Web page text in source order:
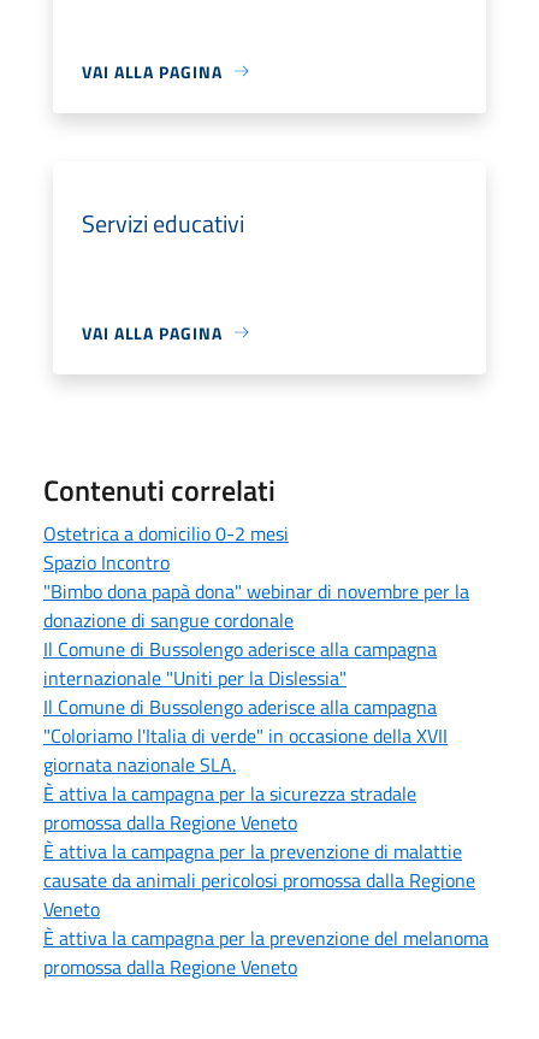
VAI ALLA PAGINA
Servizi educativi
VAI ALLA PAGINA
Contenuti correlati
Ostetrica a domicilio 0-2 mesi
Spazio Incontro
"Bimbo dona papà dona" webinar di novembre per la
donazione di sangue cordonale
Il Comune di Bussolengo aderisce alla campagna
internazionale "Uniti per la Dislessia"
Il Comune di Bussolengo aderisce alla campagna
"Coloriamo l'Italia di verde" in occasione della XVII
giornata nazionale SLA.
È attiva la campagna per la sicurezza stradale
promossa dalla Regione Veneto
È attiva la campagna per la prevenzione di malattie
causate da animali pericolosi promossa dalla Regione
Veneto
È attiva la campagna per la prevenzione del melanoma
promossa dalla Regione Veneto